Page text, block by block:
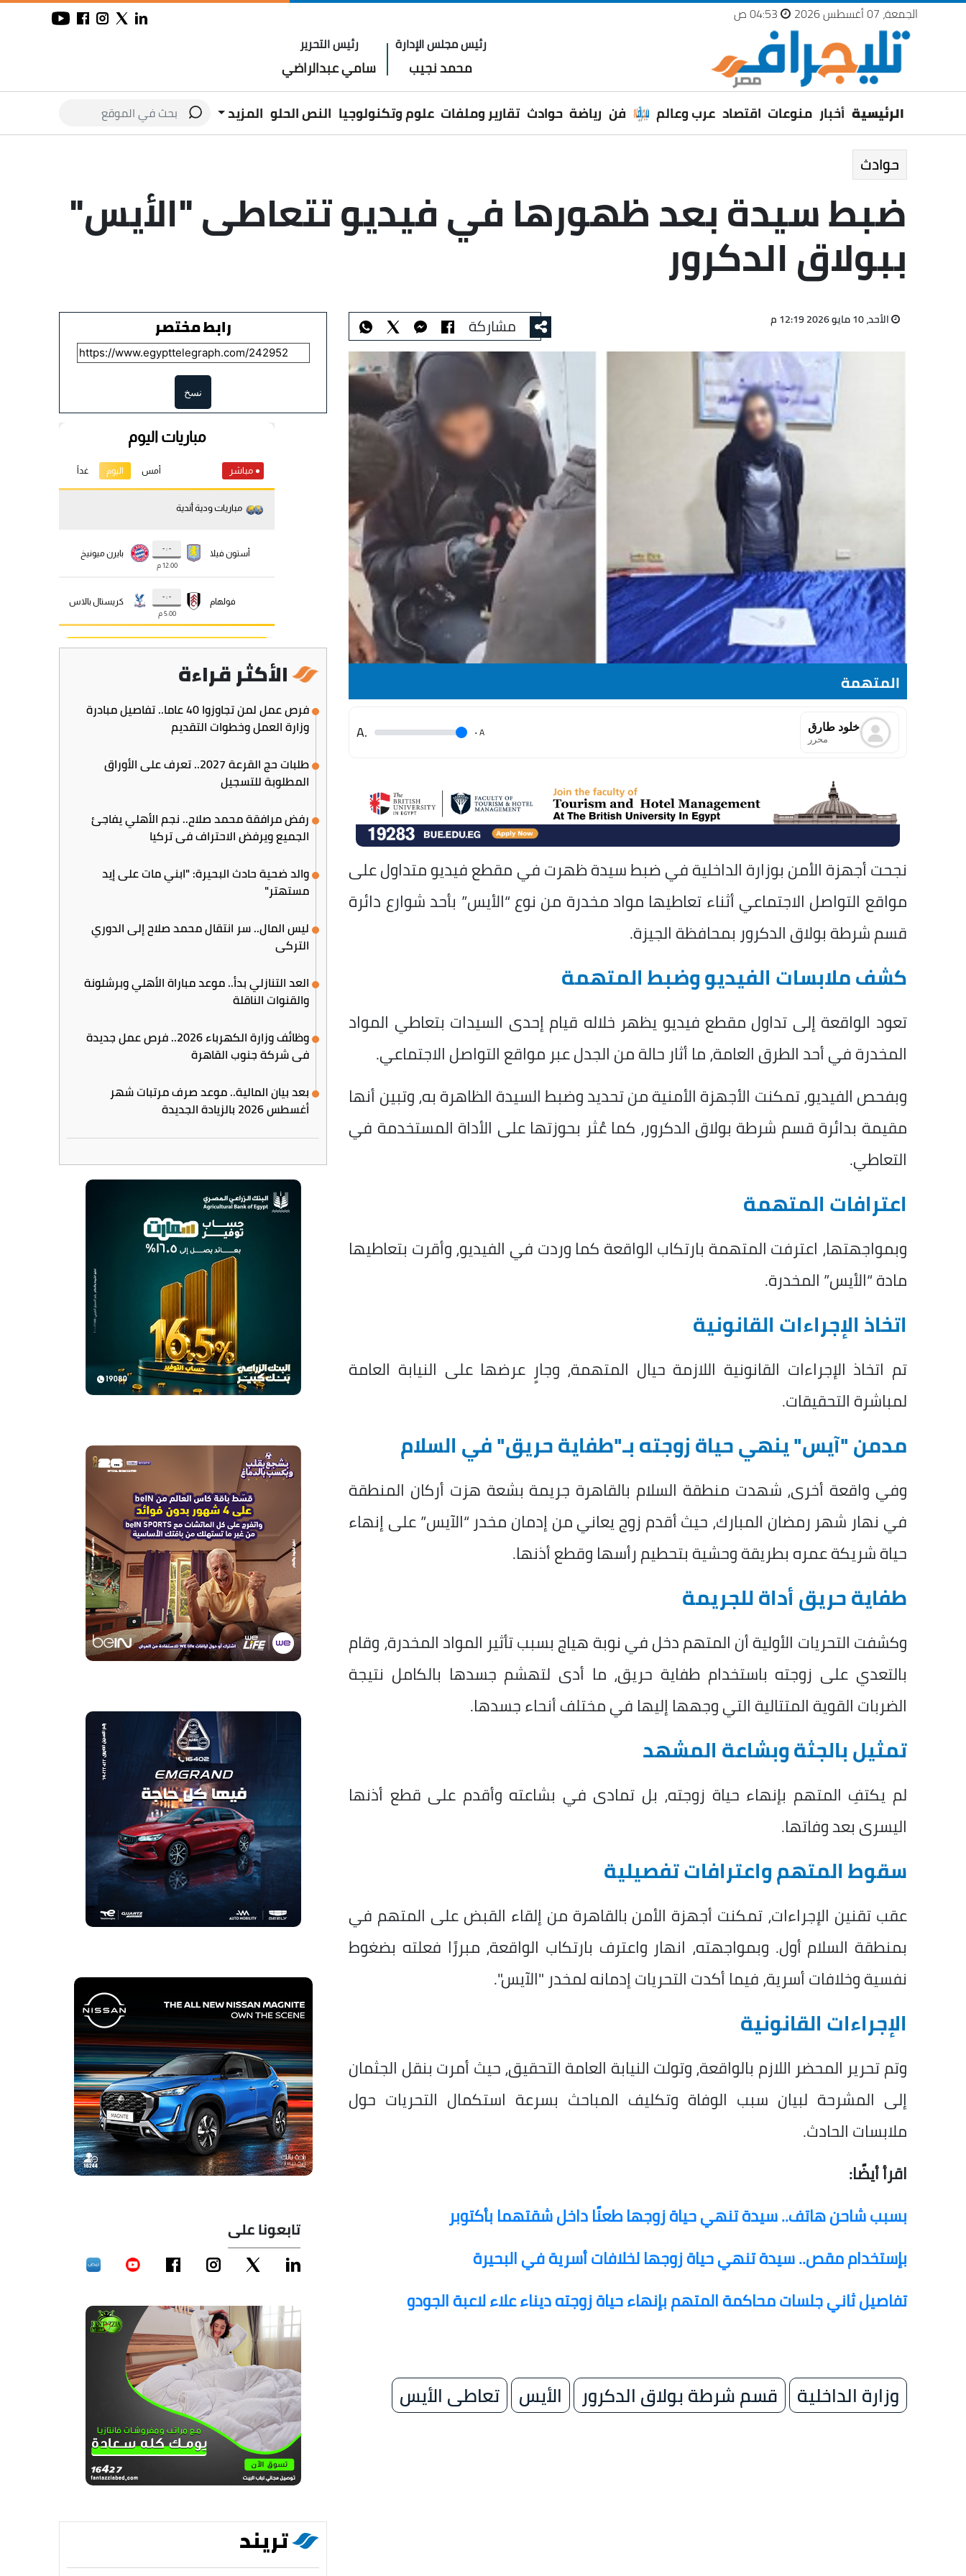
الجمعة، 07 أغسطس 2026
رئيس مجلس الإدارة
محمد نجيب
رئيس التحرير
سامي عبدالراضي
الرئيسية أخبار منوعات اقتصاد عرب وعالم فن رياضة حوادث تقارير وملفات علوم وتكنولوجيا النص الحلو المزيد
حوادث
ضبط سيدة بعد ظهورها في فيديو تتعاطى "الأيس"
ببولاق الدكرور
الأحد، 10 مايو 2026 12:19 م مشاركة
المتهمة
خلود طارق
محرر A
.
.A
نجحت أجهزة الأمن بوزارة الداخلية في ضبط سيدة ظهرت في مقطع فيديو متداول على
مواقع التواصل الاجتماعي أثناء تعاطيها مواد مخدرة من نوع “الأيس” بأحد شوارع دائرة
قسم شرطة بولاق الدكرور بمحافظة الجيزة.
كشف ملابسات الفيديو وضبط المتهمة
تعود الواقعة إلى تداول مقطع فيديو يظهر خلاله قيام إحدى السيدات بتعاطي المواد
المخدرة في أحد الطرق العامة، ما أثار حالة من الجدل عبر مواقع التواصل الاجتماعي.
وبفحص الفيديو، تمكنت الأجهزة الأمنية من تحديد وضبط السيدة الظاهرة به، وتبين أنها
مقيمة بدائرة قسم شرطة بولاق الدكرور، كما عُثر بحوزتها على الأداة المستخدمة في
التعاطي.
اعترافات المتهمة
وبمواجهتها، اعترفت المتهمة بارتكاب الواقعة كما وردت في الفيديو، وأقرت بتعاطيها
مادة “الأيس” المخدرة.
اتخاذ الإجراءات القانونية
تم اتخاذ الإجراءات القانونية اللازمة حيال المتهمة، وجارٍ عرضها على النيابة العامة
لمباشرة التحقيقات.
مدمن "آيس" ينهي حياة زوجته بـ"طفاية حريق" في السلام
وفي واقعة أخرى، شهدت منطقة السلام بالقاهرة جريمة بشعة هزت أركان المنطقة
في نهار شهر رمضان المبارك، حيث أقدم زوج يعاني من إدمان مخدر “الآيس” على إنهاء
حياة شريكة عمره بطريقة وحشية بتحطيم رأسها وقطع أذنها.
طفاية حريق أداة للجريمة
وكشفت التحريات الأولية أن المتهم دخل في نوبة هياج بسبب تأثير المواد المخدرة، وقام
بالتعدي على زوجته باستخدام طفاية حريق، ما أدى لتهشم جسدها بالكامل نتيجة
الضربات القوية المتتالية التي وجهها إليها في مختلف أنحاء جسدها.
تمثيل بالجثة وبشاعة المشهد
لم يكتفِ المتهم بإنهاء حياة زوجته، بل تمادى في بشاعته وأقدم على قطع أذنها
اليسرى بعد وفاتها.
سقوط المتهم واعترافات تفصيلية
عقب تقنين الإجراءات، تمكنت أجهزة الأمن بالقاهرة من إلقاء القبض على المتهم في
بمنطقة السلام أول. وبمواجهته، انهار واعترف بارتكاب الواقعة، مبررًا فعلته بضغوط
نفسية وخلافات أسرية، فيما أكدت التحريات إدمانه لمخدر "الآيس".
الإجراءات القانونية
وتم تحرير المحضر اللازم بالواقعة، وتولت النيابة العامة التحقيق، حيث أمرت بنقل الجثمان
إلى المشرحة لبيان سبب الوفاة وتكليف المباحث بسرعة استكمال التحريات حول
ملابسات الحادث.
اقرأ أيضًا:
بسبب شاحن هاتف.. سيدة تنهي حياة زوجها طعنًا داخل شقتهما بأكتوبر
بإستخدام مقص.. سيدة تنهي حياة زوجها لخلافات أسرية في البحيرة
تفاصيل ثاني جلسات محاكمة المتهم بإنهاء حياة زوجته ديناء علاء لاعبة الجودو
وزارة الداخلية قسم شرطة بولاق الدكرور الأيس تعاطى الأيس
رابط مختصر
نسخ
الأكثر قراءة
فرص عمل لمن تجاوزوا 40 عاما.. تفاصيل مبادرة
وزارة العمل وخطوات التقديم
طلبات حج القرعة 2027.. تعرف على الأوراق
المطلوبة للتسجيل
رفض مرافقة محمد صلاح.. نجم الأهلي يفاجئ
الجميع ويرفض الاحتراف في تركيا
والد ضحية حادث البحيرة: "ابني مات على إيد
مستهتر"
ليس المال.. سر انتقال محمد صلاح إلى الدوري
التركي
العد التنازلي بدأ.. موعد مباراة الأهلي وبرشلونة
والقنوات الناقلة
وظائف وزارة الكهرباء 2026.. فرص عمل جديدة
في شركة جنوب القاهرة
بعد بيان المالية.. موعد صرف مرتبات شهر
أغسطس 2026 بالزيادة الجديدة
تابعونا على
تريند